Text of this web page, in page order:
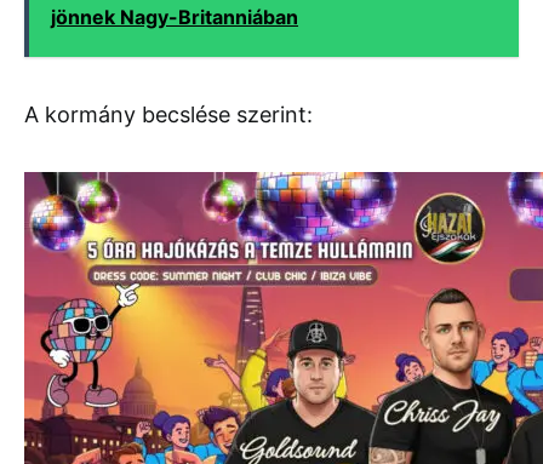
jönnek Nagy-Britanniában
A kormány becslése szerint: